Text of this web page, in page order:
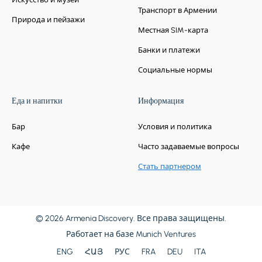
апостольской церкви. Поездка в Гори
Город. Посетите Музей Сталина, в котором
собрано более 60 000 артефактов, место
рождения Сталина и пуленепробиваемый
Затем осмотрите древний пещерный город
архитектурой.
Поезжайте в Тбилиси. Ужин и ночевка
Природа и пейзажи
Транспорт в Армении
Местная SIM-карта
Банки и платежи
Социальные нормы
Еда и напитки
Бар
Кафе
Информация
Условия и политика
Часто задаваемые вопросы
Стать партнером
© 2026 Armenia Discovery. Все права защищены.
Работает на базе Munich Ventures
ENG
ՀԱՅ РУС FRA DEU ITA